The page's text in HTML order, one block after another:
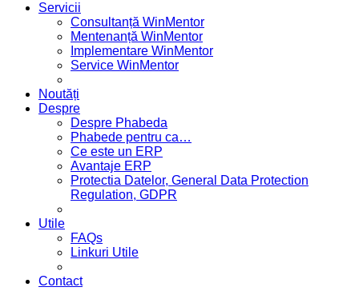
Servicii
Consultanță WinMentor
Mentenanță WinMentor
Implementare WinMentor
Service WinMentor
Noutăți
Despre
Despre Phabeda
Phabede pentru ca…
Ce este un ERP
Avantaje ERP
Protectia Datelor, General Data Protection
Regulation, GDPR
Utile
FAQs
Linkuri Utile
Contact